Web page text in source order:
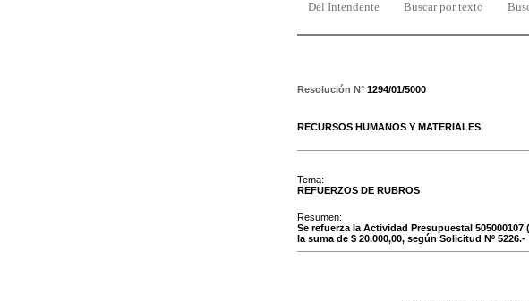
Del Intendente Buscar por texto
Resolución N° 1294/01/5000
RECURSOS HUMANOS Y MATERIALES
Tema:
REFUERZOS DE RUBROS
Resumen:
Se refuerza la Actividad Presupuestal
la suma de $ 20.000,00, según Solicitud Nº 5226.-